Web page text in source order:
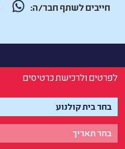
חייבים לשתף חבר/ה:
לפרטים ולרכישת כרטיסים